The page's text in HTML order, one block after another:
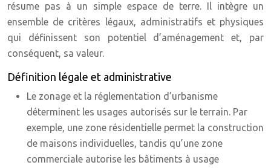
résume pas à un simple espace de terre. Il intègre un
ensemble de critères légaux, administratifs et physiques
qui définissent son potentiel d’aménagement et, par
conséquent, sa valeur.
Définition légale et administrative
Le zonage et la réglementation d’urbanisme
déterminent les usages autorisés sur le terrain. Par
exemple, une zone résidentielle permet la construction
de maisons individuelles, tandis qu’une zone
commerciale autorise les bâtiments à usage